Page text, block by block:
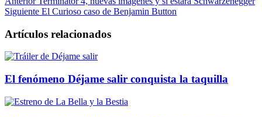
Siguiente El Curioso caso de Benjamin Button
Artículos relacionados
El fenómeno Déjame salir conquista la taquilla